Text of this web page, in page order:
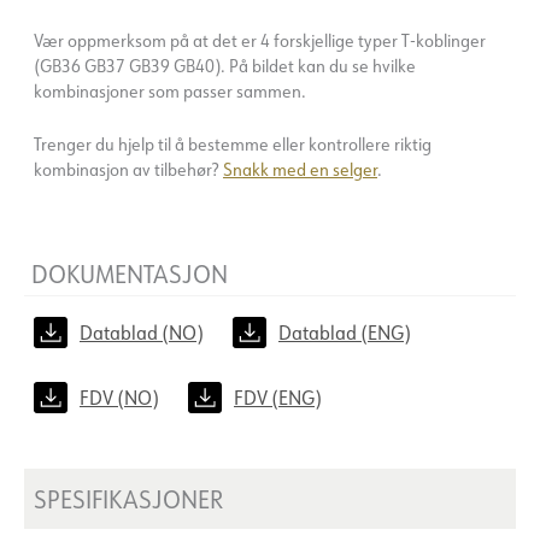
Vær oppmerksom på at det er 4 forskjellige typer T-koblinger
(GB36 GB37 GB39 GB40). På bildet kan du se hvilke
kombinasjoner som passer sammen.
Trenger du hjelp til å bestemme eller kontrollere riktig
kombinasjon av tilbehør? Snakk med en selger.
DOKUMENTASJON
Datablad (NO) Datablad (ENG)
FDV (NO) FDV (ENG)
SPESIFIKASJONER